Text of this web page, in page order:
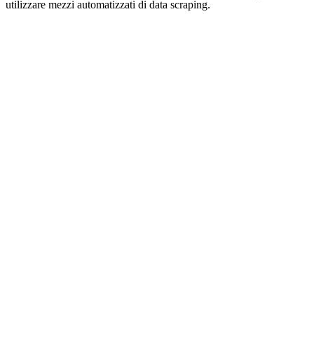
utilizzare mezzi automatizzati di data scraping.